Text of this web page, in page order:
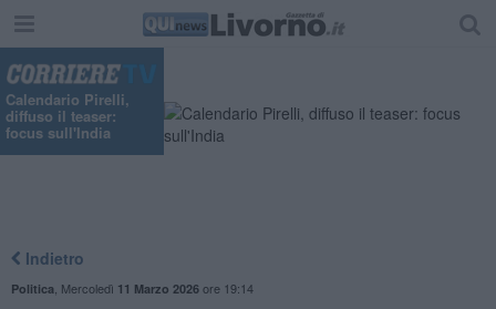
Calendario Pirelli,
diffuso il teaser:
focus sull'India
Indietro
Politica Mercoledì 11 Marzo 2026ore 19:14